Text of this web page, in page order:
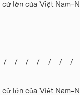
cử lớn của Việt Nam-
/ _ / _ / _ / _ / _ / _ /
cử lớn của Việt Nam-